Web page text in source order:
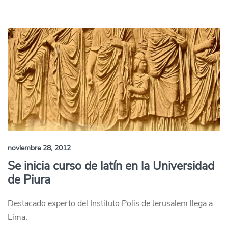
noviembre 28, 2012
Se inicia curso de latín en la Universidad
de Piura
Destacado experto del Instituto Polis de Jerusalem llega a
Lima.